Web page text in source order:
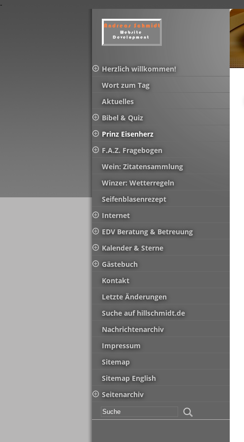
-
Herzlich willkommen!
Wort zum Tag
Aktuelles
Bibel & Quiz
Prinz Eisenherz
F.A.Z. Fragebogen
Wein: Zitatensammlung
Winzer: Wetterregeln
Seifenblasenrezept
Internet
EDV Beratung & Betreuung
Kalender & Sterne
Gästebuch
Kontakt
Letzte Änderungen
Suche auf hillschmidt.de
Nachrichtenarchiv
Impressum
Sitemap
Sitemap English
Seitenarchiv